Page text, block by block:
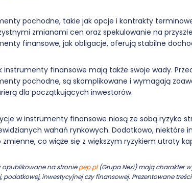
pochodne, takie jak opcje i kontrakty
zmianami cen oraz spekulowanie na
finansowe, jak obligacje, oferują stabilne
instrumenty finansowe mają także swoje wady.
pochodne, są skomplikowane i wymagają
dla początkujących inwestorów.
w instrumenty finansowe niosą ze sobą ryzyko
wahań rynkowych. Dodatkowo, niektóre
zmienne, co wiąże się z większym ryzykiem utraty
opublikowane na stroniepep.pl(Grupa Nexi) mają charakter
podatkowej, inwestycyjnej czy finansowej. Prezentowane